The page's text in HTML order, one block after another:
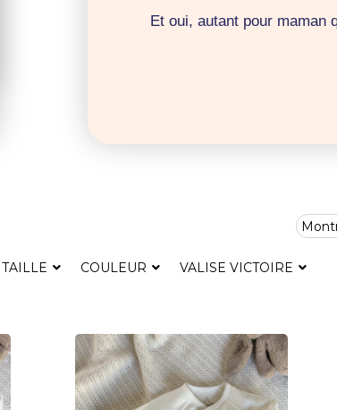
Et oui, autant pour maman
TAILLE COULEUR VALISE VICTOIRE